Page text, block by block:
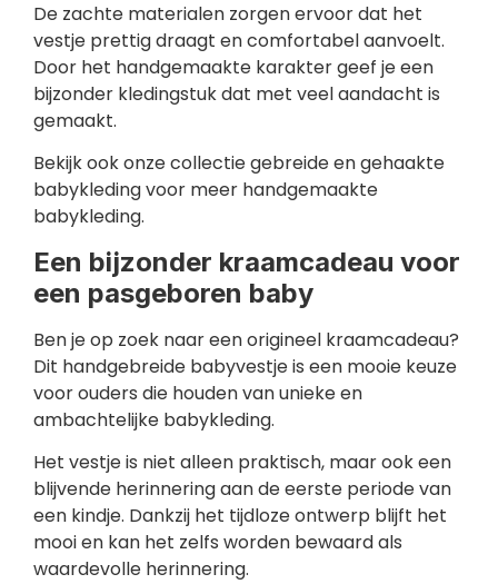
De zachte materialen zorgen ervoor dat het
vestje prettig draagt en comfortabel aanvoelt.
Door het handgemaakte karakter geef je een
bijzonder kledingstuk dat met veel aandacht is
gemaakt.
Bekijk ook onze collectie gebreide en gehaakte
babykleding voor meer handgemaakte
babykleding.
Een bijzonder kraamcadeau voor
een pasgeboren baby
Ben je op zoek naar een origineel kraamcadeau?
Dit handgebreide babyvestje is een mooie keuze
voor ouders die houden van unieke en
ambachtelijke babykleding.
Het vestje is niet alleen praktisch, maar ook een
blijvende herinnering aan de eerste periode van
een kindje. Dankzij het tijdloze ontwerp blijft het
mooi en kan het zelfs worden bewaard als
waardevolle herinnering.